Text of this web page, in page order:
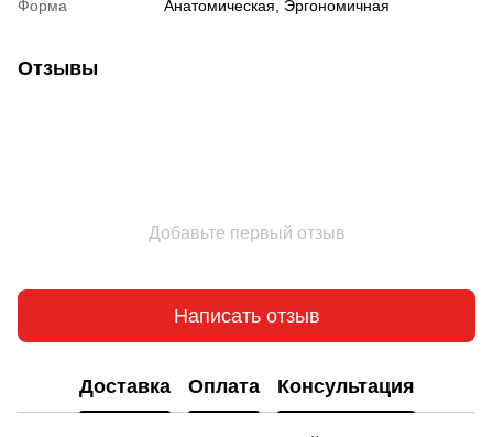
Форма Анатомическая, Эргономичная
Отзывы
Добавьте первый отзыв
Написать отзыв
Доставка Оплата Консультация